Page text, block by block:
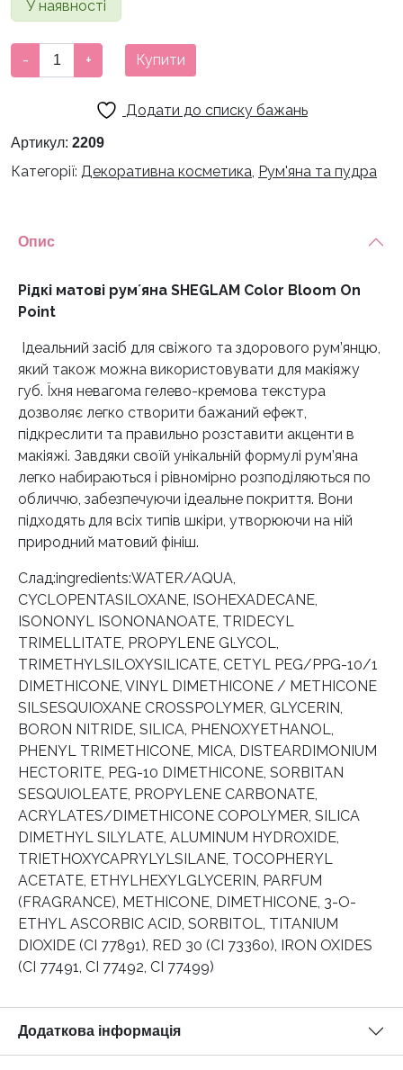
У наявності
матові
Color
- + Купити
Додати до списку бажань
Артикул: 2209
Категорії: Декоративна косметика, Рум'яна та пудра
Опис
Рідкі матові румʼяна SHEGLAM Color Bloom On
Point
Ідеальний засіб для свіжого та здорового рум’янцю,
який також можна використовувати для макіяжу
губ. Їхня невагома гелево-кремова текстура
дозволяє легко створити бажаний ефект,
підкреслити та правильно розставити акценти в
макіяжі. Завдяки своїй унікальній формулі рум’яна
легко набираються і рівномірно розподіляються по
обличчю, забезпечуючи ідеальне покриття. Вони
підходять для всіх типів шкіри, утворюючи на ній
природний матовий фініш.
Слад:ingredients:WATER/AQUA,
CYCLOPENTASILOXANE, ISOHEXADECANE,
ISONONYL ISONONANOATE, TRIDECYL
TRIMELLITATE, PROPYLENE GLYCOL,
TRIMETHYLSILOXYSILICATE, CETYL PEG/PPG-10/1
DIMETHICONE, VINYL DIMETHICONE / METHICONE
SILSESQUIOXANE CROSSPOLYMER, GLYCERIN,
BORON NITRIDE, SILICA, PHENOXYETHANOL,
PHENYL TRIMETHICONE, MICA, DISTEARDIMONIUM
HECTORITE, PEG-10 DIMETHICONE, SORBITAN
SESQUIOLEATE, PROPYLENE CARBONATE,
ACRYLATES/DIMETHICONE COPOLYMER, SILICA
DIMETHYL SILYLATE, ALUMINUM HYDROXIDE,
TRIETHOXYCAPRYLYLSILANE, TOCOPHERYL
ACETATE, ETHYLHEXYLGLYCERIN, PARFUM
(FRAGRANCE), METHICONE, DIMETHICONE, 3-O-
ETHYL ASCORBIC ACID, SORBITOL, TITANIUM
DIOXIDE (CI 77891), RED 30 (CI 73360), IRON OXIDES
(CI 77491, CI 77492, CI 77499)
Додаткова інформація